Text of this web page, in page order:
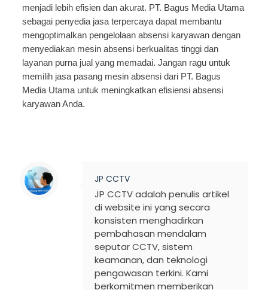
menjadi lebih efisien dan akurat. PT. Bagus Media Utama
sebagai penyedia jasa terpercaya dapat membantu
mengoptimalkan pengelolaan absensi karyawan dengan
menyediakan mesin absensi berkualitas tinggi dan
layanan purna jual yang memadai. Jangan ragu untuk
memilih jasa pasang mesin absensi dari PT. Bagus
Media Utama untuk meningkatkan efisiensi absensi
karyawan Anda.
JP CCTV
JP CCTV adalah penulis artikel
di website ini yang secara
konsisten menghadirkan
pembahasan mendalam
seputar CCTV, sistem
keamanan, dan teknologi
pengawasan terkini. Kami
berkomitmen memberikan